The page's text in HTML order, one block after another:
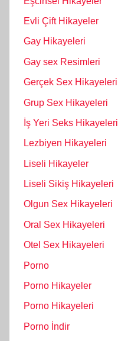
Evli Çift Hikayeler
Gay Hikayeleri
Gay sex Resimleri
Gerçek Sex Hikayeleri
Grup Sex Hikayeleri
İş Yeri Seks Hikayeleri
Lezbiyen Hikayeleri
Liseli Hikayeler
Liseli Sikiş Hikayeleri
Olgun Sex Hikayeleri
Oral Sex Hikayeleri
Otel Sex Hikayeleri
Porno
Porno Hikayeler
Porno Hikayeleri
Porno İndir